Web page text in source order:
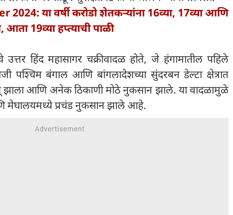
2024: या वर्षी करोडो शेतकऱ्यांना 16व्या, 17व्या आणि
आता 19व्या हप्त्याची पाळी
हिंद महासागर चक्रीवादळ होते, जे हंगामातील पहिले
पश्चिम बंगाल आणि बांगलादेशच्या सुंदरबन डेल्टा क्षेत्रात
आणि अनेक ठिकाणी मोठे नुकसान झाले. या वादळामुळे
मेघालयमध्ये प्रचंड नुकसान झाले आहे.